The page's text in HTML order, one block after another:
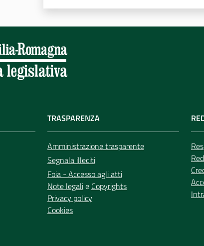
TRASPARENZA
Amministrazione trasparente
Segnala illeciti
Foia - Accesso agli atti
Note legalie Copyrights
Privacy policy
Cookies